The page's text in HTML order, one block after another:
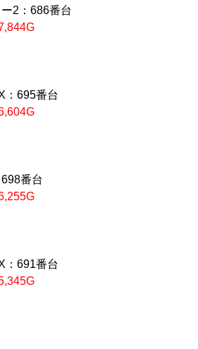
2：686番台
：695番台
番台
：691番台